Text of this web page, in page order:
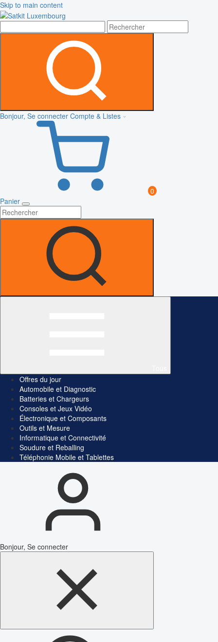
Skip to main content
Bonjour, Se connecter Compte & Listes
0
Panier
Offres du jour
Automobile et Diagnostic
Batteries et Chargeurs
Consoles et Jeux Vidéo
Électronique et Composants
Outils et Mesure
Informatique et Connectivité
Soudure et Reballing
Téléphonie Mobile et Tablettes
Bonjour, Se connecter